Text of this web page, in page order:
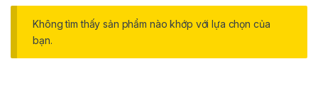
Không tìm thấy sản phẩm nào khớp với lựa chọn của
bạn.